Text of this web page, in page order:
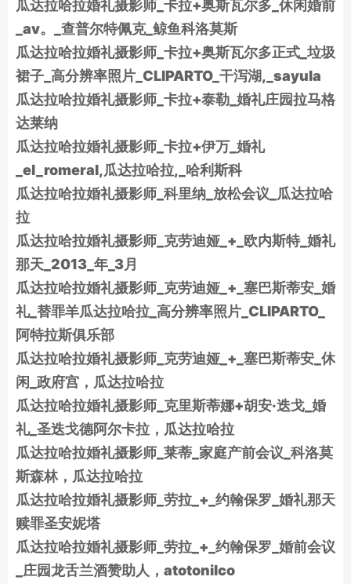
瓜达拉哈拉婚礼摄影师_卡拉+奥斯瓦尔多_休闲婚前
_av。_查普尔特佩克_鲸鱼科洛莫斯
瓜达拉哈拉婚礼摄影师_卡拉+奥斯瓦尔多正式_垃圾
裙子_高分辨率照片_CLIPARTO_干泻湖,_sayula
瓜达拉哈拉婚礼摄影师_卡拉+泰勒_婚礼庄园拉马格
达莱纳
瓜达拉哈拉婚礼摄影师_卡拉+伊万_婚礼
_el_romeral,瓜达拉哈拉,_哈利斯科
瓜达拉哈拉婚礼摄影师_科里纳_放松会议_瓜达拉哈
拉
瓜达拉哈拉婚礼摄影师_克劳迪娅_+_欧内斯特_婚礼
那天_2013_年_3月
瓜达拉哈拉婚礼摄影师_克劳迪娅_+_塞巴斯蒂安_婚
礼_替罪羊瓜达拉哈拉_高分辨率照片_CLIPARTO_
阿特拉斯俱乐部
瓜达拉哈拉婚礼摄影师_克劳迪娅_+_塞巴斯蒂安_休
闲_政府宫，瓜达拉哈拉
瓜达拉哈拉婚礼摄影师_克里斯蒂娜+胡安·迭戈_婚
礼_圣迭戈德阿尔卡拉，瓜达拉哈拉
瓜达拉哈拉婚礼摄影师_莱蒂_家庭产前会议_科洛莫
斯森林，瓜达拉哈拉
瓜达拉哈拉婚礼摄影师_劳拉_+_约翰保罗_婚礼那天
赎罪圣安妮塔
瓜达拉哈拉婚礼摄影师_劳拉_+_约翰保罗_婚前会议
_庄园龙舌兰酒赞助人，atotonilco